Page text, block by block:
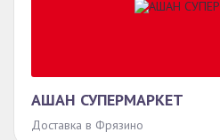
АШАН СУПЕРМАРКЕТ
Доставка в Фрязино